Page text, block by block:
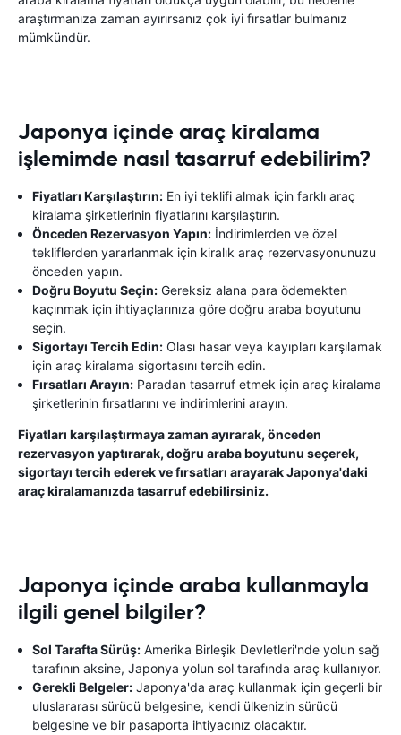
araştırmanıza zaman ayırırsanız çok iyi fırsatlar bulmanız
mümkündür.
Japonya içinde araç kiralama
işlemimde nasıl tasarruf edebilirim?
Fiyatları Karşılaştırın: En iyi teklifi almak için farklı araç
kiralama şirketlerinin fiyatlarını karşılaştırın.
Önceden Rezervasyon Yapın: İndirimlerden ve özel
tekliflerden yararlanmak için kiralık araç rezervasyonunuzu
önceden yapın.
Doğru Boyutu Seçin: Gereksiz alana para ödemekten
kaçınmak için ihtiyaçlarınıza göre doğru araba boyutunu
seçin.
Sigortayı Tercih Edin: Olası hasar veya kayıpları karşılamak
için araç kiralama sigortasını tercih edin.
Fırsatları Arayın: Paradan tasarruf etmek için araç kiralama
şirketlerinin fırsatlarını ve indirimlerini arayın.
Fiyatları karşılaştırmaya zaman ayırarak, önceden
rezervasyon yaptırarak, doğru araba boyutunu seçerek,
sigortayı tercih ederek ve fırsatları arayarak Japonya'daki
araç kiralamanızda tasarruf edebilirsiniz.
Japonya içinde araba kullanmayla
ilgili genel bilgiler?
Sol Tarafta Sürüş: Amerika Birleşik Devletleri'nde yolun sağ
tarafının aksine, Japonya yolun sol tarafında araç kullanıyor.
Gerekli Belgeler: Japonya'da araç kullanmak için geçerli bir
uluslararası sürücü belgesine, kendi ülkenizin sürücü
belgesine ve bir pasaporta ihtiyacınız olacaktır.